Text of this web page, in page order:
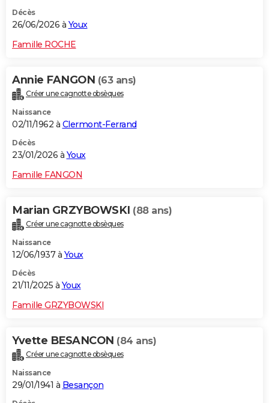
GUIDES D'ACHAT
Carte de Noël
Carte Bonne année
Carte Saint-Valentin
Carte Pâques
Carte d'anniversaire
DICTIONNAIRE
Dictionnaire
Biographies
Citations
Expressions
Proverbes
PROGRAMME TV
S'inscrire
Se connecter
Lycées
Collèges
Primaires
Universités
Entreprises
Service militaire
Avis de recherche
AVIS DE DÉCÈS
FORUM
Bricolage
Lifestyle
Culture
Television
Voyage
Décès
26/06/2026 à Youx
Famille ROCHE
Annie FANGON (63 ans)
Créer une cagnotte obsèques
Naissance
02/11/1962 à Clermont-Ferrand
Décès
23/01/2026 à Youx
Famille FANGON
Marian GRZYBOWSKI (88 ans)
Créer une cagnotte obsèques
Naissance
12/06/1937 à Youx
Décès
21/11/2025 à Youx
Famille GRZYBOWSKI
Yvette BESANCON (84 ans)
Créer une cagnotte obsèques
Naissance
29/01/1941 à Besançon